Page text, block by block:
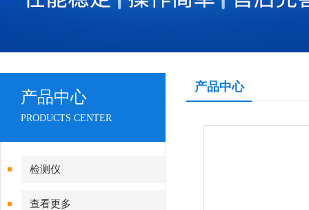
产品中心
PRODUCTS CENTER
检测仪
查看更多
产品中心